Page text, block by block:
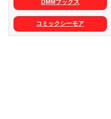
DMMブックス
コミックシーモア